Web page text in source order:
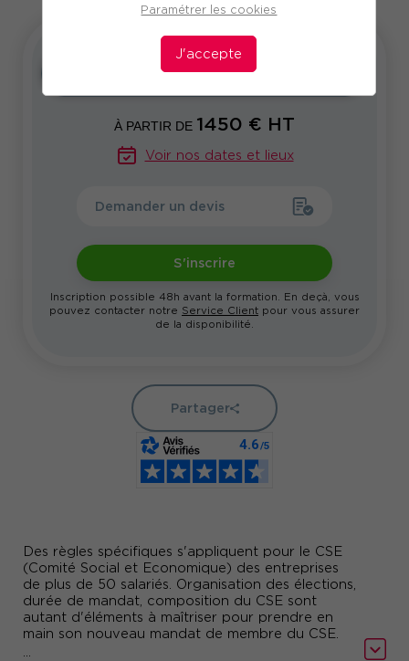
Paramétrer les cookies
J'accepte
Des règles spécifiques s'appliquent pour le CSE
(Comité Social et Economique) des entreprises
de plus de 50 salariés. Organisation des élections,
durée de mandat, composition du CSE sont
autant d'éléments à maîtriser pour prendre en
main son nouveau mandat de membre du CSE.
...
Intra
À PARTIR DE 1450 € HT
Voir nos dates et lieux
Demander un devis
S'inscrire
Inscription possible 48h avant la formation. En deçà, vous
pouvez contacter notre Service Client pour vous assurer
de la disponibilité.
Partager